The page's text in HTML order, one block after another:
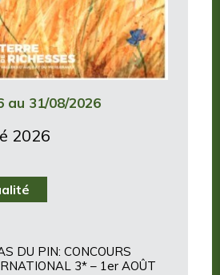
au 31/08/2026
2026
DU PIN: CONCOURS
3* – 1er AOÛT